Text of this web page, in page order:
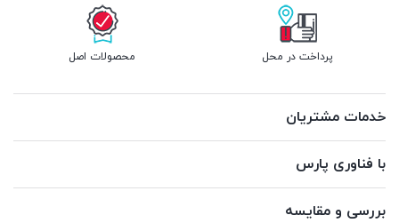
پرداخت در محل محصولات اصل
خدمات مشتریان
با فناوری پارس
بررسی و مقایسه